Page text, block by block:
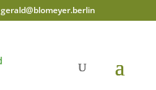
gerald@blomeyer.berlin